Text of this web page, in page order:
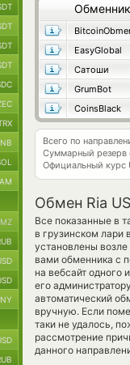
Обменник
EasyGlobal
Сатоши
GrumBot
CoinsBlack
Всего по
Суммарный резерв
Официальный курс
Обмен Ria
Все показанные в
в грузинском
установлены
вами обменника с
на вебсайт одного
его
автоматический
вручную. Если
таки не удалось,
рассмотрение
данного